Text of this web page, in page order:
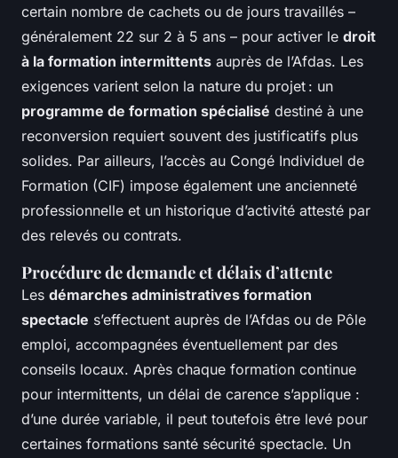
certain nombre de cachets ou de jours travaillés –
généralement 22 sur 2 à 5 ans – pour activer le droit
à la formation intermittents auprès de l’Afdas. Les
exigences varient selon la nature du projet : un
programme de formation spécialisé destiné à une
reconversion requiert souvent des justificatifs plus
solides. Par ailleurs, l’accès au Congé Individuel de
Formation (CIF) impose également une ancienneté
professionnelle et un historique d’activité attesté par
des relevés ou contrats.
Procédure de demande et délais d’attente
Les démarches administratives formation
spectacle s’effectuent auprès de l’Afdas ou de Pôle
emploi, accompagnées éventuellement par des
conseils locaux. Après chaque formation continue
pour intermittents, un délai de carence s’applique :
d’une durée variable, il peut toutefois être levé pour
certaines formations santé sécurité spectacle. Un